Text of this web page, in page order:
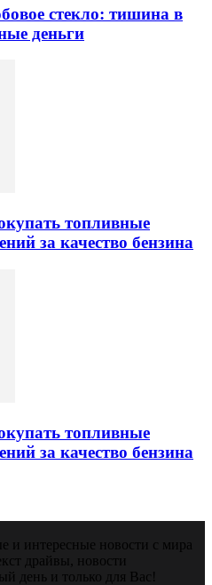
стекло: тишина в
деньги
топливные
за качество бензина
топливные
за качество бензина
и интересные новости с мира
драйвы, новости
день и только для Вас!